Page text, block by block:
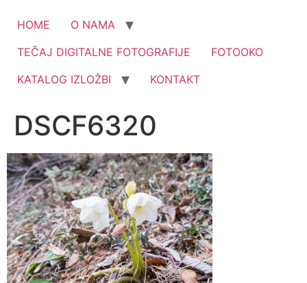
HOME
O NAMA
TEČAJ DIGITALNE FOTOGRAFIJE
FOTOOKO
KATALOG IZLOŽBI
KONTAKT
DSCF6320